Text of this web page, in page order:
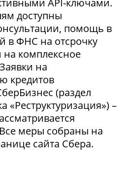
доступны
помощь в
в ФНС на отсрочку
на комплексное
на
кредитов
(раздел
«Реструктуризация») –
меры собраны на
сайта Сбера.